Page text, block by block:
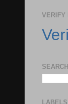
VERIFY
LABELS